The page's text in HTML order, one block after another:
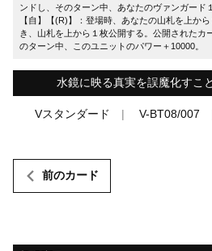
ンドし、そのターン中、あなたのヴァンガード
【自】【(R)】：登場時、あなたの山札を上か
き、山札を上から１枚公開する。公開されたカ
のターン中、このユニットのパワー＋10000。
水鏡に映る真実を誤魔化すこ
Vスタンダード V-BT08/007
前のカード